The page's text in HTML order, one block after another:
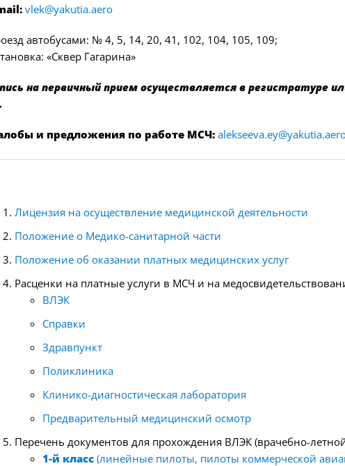
vlek@yakutia.aero
автобусами: № 4, 5, 14, 20, 41, 102, 104, 105, 109;
«Сквер Гагарина»
на первичный прием осуществляется в регистратуре
и предложения по работе МСЧ:
Лицензия на осуществление медицинской деятельности
Положение о Медико-санитарной части
Положение об оказании платных медицинских услуг
Расценки на платные услуги в МСЧ и на
ВЛЭК
Справки
Здравпункт
Поликлиника
Клинико-диагностическая лаборатория
Предварительный медицинский осмотр
Перечень документов для прохождения ВЛЭК (врачебно-
1-й класс(линейные пилоты, пилоты коммерческой